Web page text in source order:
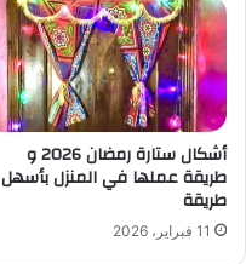
أشكال ستارة رمضان 2026 و
طريقة عملها في المنزل بأسهل
طريقة
11 فبراير، 2026